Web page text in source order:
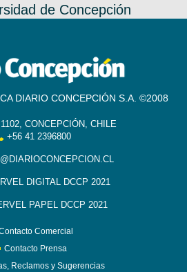
de Concepción
DIARIO CONCEPCIÓN S.A. ©2008
CONCEPCIÓN, CHILE
+56 41 2396800
DIGITAL DCCP 2021
PAPEL DCCP 2021
Comercial
Contacto Prensa
Reclamos y Sugerencias